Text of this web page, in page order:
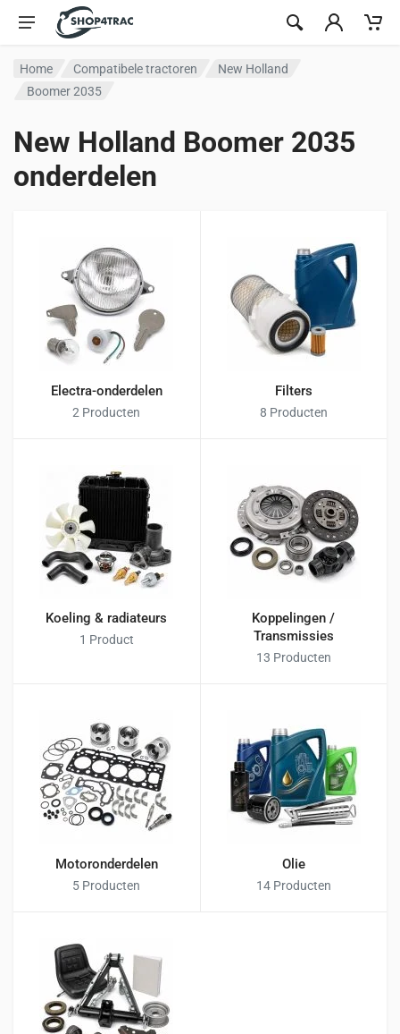
Ga naar inhoud
Home Compatibele tractoren
New Holland
Boomer 2035
New Holland Boomer 2035
onderdelen
Electra-onderdelen
2 Producten
Filters
8 Producten
Koeling & radiateurs
1 Product
Koppelingen /
Transmissies
13 Producten
Motoronderdelen
5 Producten
Olie
14 Producten